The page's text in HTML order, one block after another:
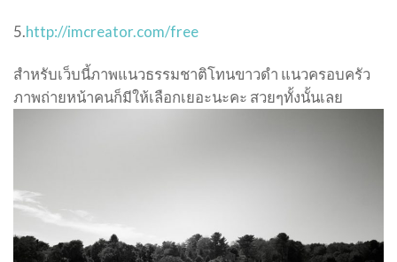
5.http://imcreator.com/free
สำหรับเว็บนี้ภาพแนวธรรมชาติโทนขาวดำ แนวครอบครัว
ภาพถ่ายหน้าคนก็มีให้เลือกเยอะนะคะ สวยๆทั้งนั้นเลย